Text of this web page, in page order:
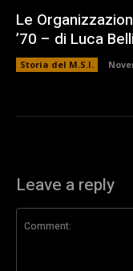
Le
’70 – di Luca
Storia del M.S.I.
Leave a reply